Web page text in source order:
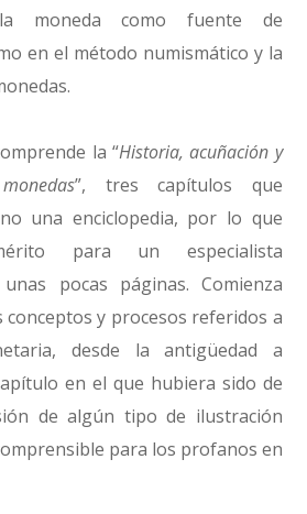
moneda como fuente de
en el método numismático y la
la “Historia, acuñación y
”, tres capítulos que
una enciclopedia, por lo que
para un especialista
pocas páginas. Comienza
conceptos y procesos referidos a
desde la antigüedad a
en el que hubiera sido de
de algún tipo de ilustración
para los profanos en